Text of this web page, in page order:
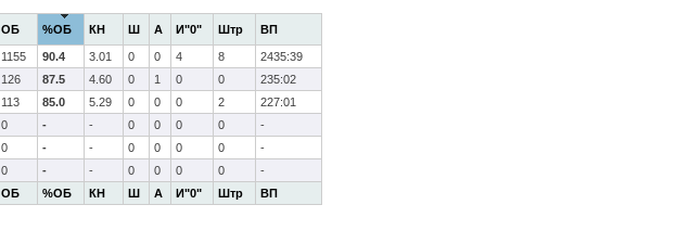
ОБ %ОБ КН Ш А И"0" Штр ВП
ОБ %ОБ КН Ш А И"0" Штр ВП
1155 90.4 3.01 0 0 4 8
2435:39
126 87.5 4.60 0 1 0 0
235:02
113 85.0 5.29 0 0 0 2
227:01
0 - - 0 0 0 0
-
0 - - 0 0 0 0
-
0 - - 0 0 0 0 -